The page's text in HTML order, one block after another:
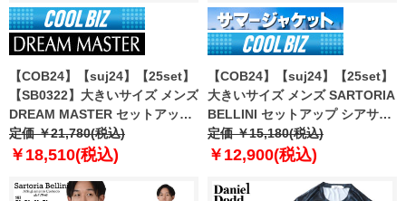
【COB24】【suj24】【25set】
【SB0322】大きいサイズ メンズ
DREAM MASTER セットアップ
トロピカル 2WAYストレッチ ジ
ャケット dm2423js-se
定価 ￥21,780(税込)
￥18,510(税込)
【COB24】【suj24】【25set】
大きいサイズ メンズ SARTORIA
BELLINI セットアップ シアサッ
カー ストレッチ ジャケット 軽量
ウォッシャブル イージーケア
定価 ￥15,180(税込)
￥12,900(税込)